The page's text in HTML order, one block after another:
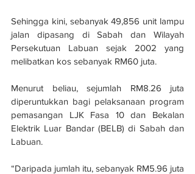
Sehingga kini, sebanyak 49,856 unit lampu
jalan dipasang di Sabah dan Wilayah
Persekutuan Labuan sejak 2002 yang
melibatkan kos sebanyak RM60 juta.
Menurut beliau, sejumlah RM8.26 juta
diperuntukkan bagi pelaksanaan program
pemasangan LJK Fasa 10 dan Bekalan
Elektrik Luar Bandar (BELB) di Sabah dan
Labuan.
“Daripada jumlah itu, sebanyak RM5.96 juta